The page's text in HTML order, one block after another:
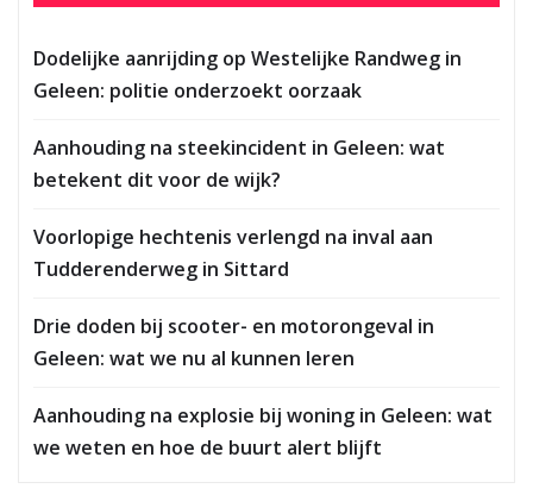
Dodelijke aanrijding op Westelijke Randweg in
Geleen: politie onderzoekt oorzaak
Aanhouding na steekincident in Geleen: wat
betekent dit voor de wijk?
Voorlopige hechtenis verlengd na inval aan
Tudderenderweg in Sittard
Drie doden bij scooter- en motorongeval in
Geleen: wat we nu al kunnen leren
Aanhouding na explosie bij woning in Geleen: wat
we weten en hoe de buurt alert blijft